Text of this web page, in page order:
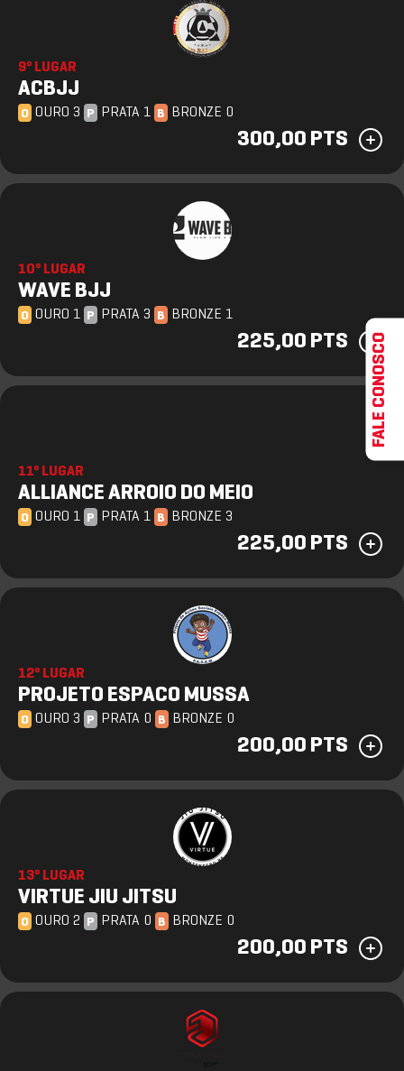
9º LUGAR
ACBJJ
O OURO 3 P PRATA 1 B BRONZE 0
300,00 PTS
10º LUGAR
WAVE BJJ
O OURO 1 P PRATA 3 B BRONZE 1
225,00 PTS
11º LUGAR
ALLIANCE ARROIO DO MEIO
O OURO 1 P PRATA 1 B BRONZE 3
225,00 PTS
12º LUGAR
PROJETO ESPACO MUSSA
O OURO 3 P PRATA 0 B BRONZE 0
200,00 PTS
13º LUGAR
VIRTUE JIU JITSU
O OURO 2 P PRATA 0 B BRONZE 0
200,00 PTS
FALE CONOSCO